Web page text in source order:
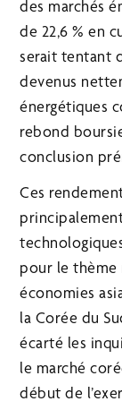
des marchés
de 22,6 % en
serait tentant
devenus
énergétiques
rebond
conclusion
Ces
pour le thème
économies
la Corée du
écarté les
le marché
début de